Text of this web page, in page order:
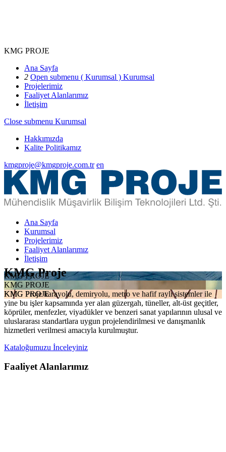
KMG PROJE
Ana Sayfa
2 Open submenu ( Kurumsal ) Kurumsal
Projelerimiz
Faaliyet Alanlarımız
İletişim
Close submenu Kurumsal
Hakkımızda
Kalite Politikamız
kmgproje@kmgproje.com.tr en
Ana Sayfa
Kurumsal
Projelerimiz
Faaliyet Alanlarımız
İletişim
KMG PROJE
KMG PROJE
KMG PROJE
KMG Proje
KMG Proje karayolu, demiryolu, metro ve hafif raylı sistemler ile
yine bu işler kapsamında yer alan güzergah, tüneller, alt-üst geçitler,
köprüler, menfezler, viyadükler ve benzeri sanat yapılarının ulusal ve
uluslararası standartlara uygun projelendirilmesi ve danışmanlık
hizmetleri verilmesi amacıyla kurulmuştur.
Kataloğumuzu İnceleyiniz
Faaliyet Alanlarımız